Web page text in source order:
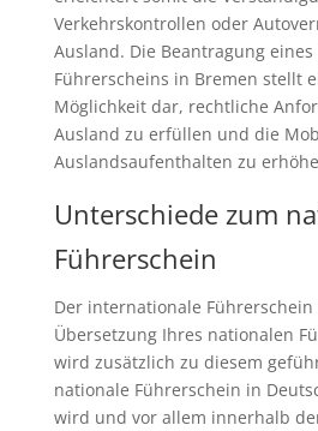
Verkehrskontrollen oder
Ausland. Die Beantragung
Führerscheins in Bremen stellt
Möglichkeit dar, rechtliche
Ausland zu erfüllen und die
Auslandsaufenthalten zu
Unterschiede zum
Führerschein
Der internationale
Übersetzung Ihres nationalen
wird zusätzlich zu diesem
nationale Führerschein in
wird und vor allem innerhalb